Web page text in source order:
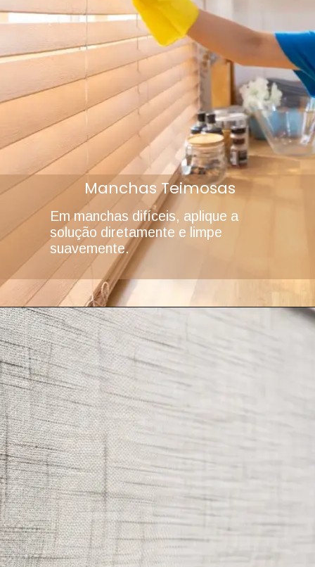
Em manchas difíceis, aplique a
solução diretamente e limpe
suavemente.
Manchas Teimosas